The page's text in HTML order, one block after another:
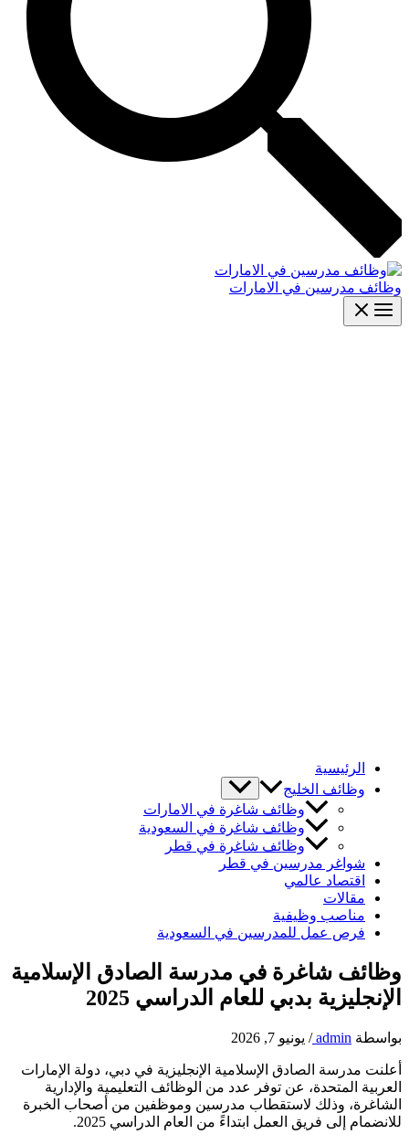
وظائف مدرسين في الامارات
الرئيسية
وظائف الخليج
وظائف شاغرة في الامارات
وظائف شاغرة في السعودية
وظائف شاغرة في قطر
شواغر مدرسين في قطر
اقتصاد عالمي
مقالات
مناصب وظيفية
فرص عمل للمدرسين في السعودية
وظائف شاغرة في مدرسة الصادق الإسلامية
الإنجليزية بدبي للعام الدراسي 2025
بواسطة admin
/ يونيو 7, 2026
أعلنت مدرسة الصادق الإسلامية الإنجليزية في دبي، دولة الإمارات
العربية المتحدة، عن توفر عدد من الوظائف التعليمية والإدارية
الشاغرة، وذلك لاستقطاب مدرسين وموظفين من أصحاب الخبرة
للانضمام إلى فريق العمل ابتداءً من العام الدراسي 2025.